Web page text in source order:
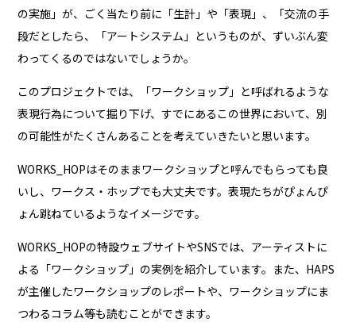
の実施」が、ごく当たり前に「生計」や「表現」、「交流の手
段だとしたら、「アートシステム」というものが、ずいぶん変
わってくるのではないでしょうか。
このプロジェクトでは、「ワークショップ」と呼ばれるような
表現行為について掘り下げ、すでにあるこの世界において、別
の可能性がたくさんあることを考えていきたいと思います。
WORKS_HOPはそのままワークショップと呼んでもらっても良
いし、ワークス・ホップでも大丈夫です。表現たちがぴょんぴ
ょん跳ねているようなイメージです。
WORKS_HOPの特設ウェブサイトやSNSでは、アーティストに
よる「ワークショップ」の実例を紹介しています。また、HAPS
が主催したワークショップのレポートや、ワークショップにま
つわるコラム等も読むことができます。